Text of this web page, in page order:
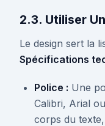
2.3. Utiliser
Le design sert la
Spécifications
Police : Une
Calibri, Arial
corps du